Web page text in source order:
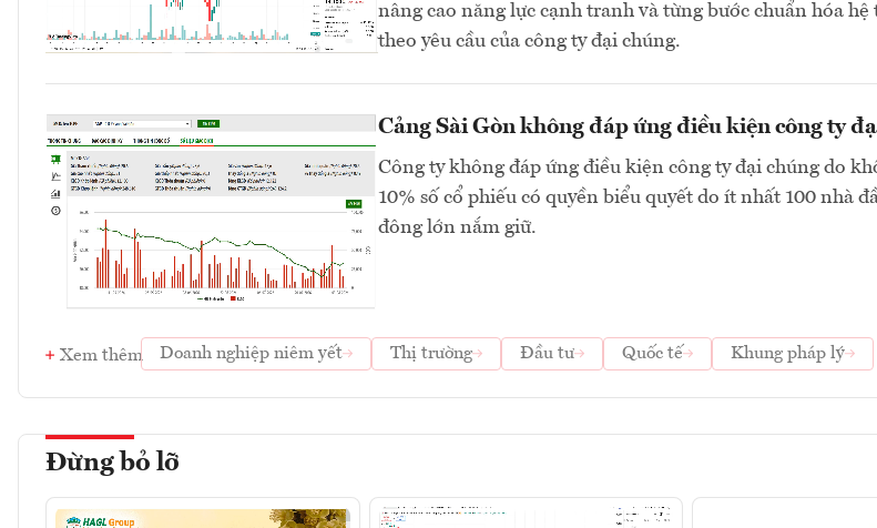
nâng cao năng lực cạnh tranh và từng bước chuẩn hóa
theo yêu cầu của công ty đại chúng.
Cảng Sài Gòn không đáp ứng điều kiện công ty
Công ty không đáp ứng điều kiện công ty đại chúng do
10% số cổ phiếu có quyền biểu quyết do ít nhất 100 nhà
đông lớn nắm giữ.
Xem thêm Doanh nghiệp niêm yết Thị trường Đầu tư Quốc tế Khung pháp lý
Đừng bỏ lỡ